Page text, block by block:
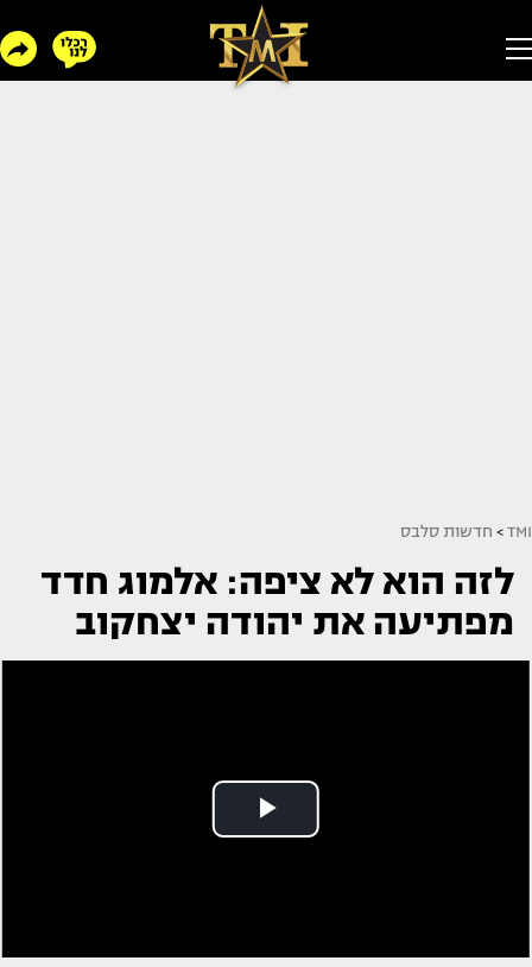
TMI
> חדשות סלבס
לזה הוא לא ציפה: אלמוג חדד
מפתיעה את יהודה יצחקוב